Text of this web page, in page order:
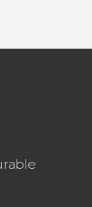
+ Balade
d'ovos moles à
Aveiro
Beira Mar avec